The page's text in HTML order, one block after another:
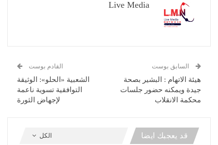
Live Media
السابق بوست
هيئة الاتهام : البشير بصحة
جيدة ويمكنه حضور جلسات
محكمة الانقلاب
القادم بوست
الشعبية «الحلو»: الوثيقة
التوافقية تسوية ناعمة
لإجهاض الثورة
الكل قد يعجبك ايضا